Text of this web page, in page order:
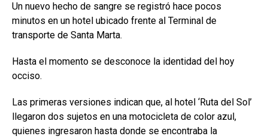
Un nuevo hecho de sangre se registró hace pocos
minutos en un hotel ubicado frente al Terminal de
transporte de Santa Marta.
Hasta el momento se desconoce la identidad del hoy
occiso.
Las primeras versiones indican que, al hotel ‘Ruta del Sol’
llegaron dos sujetos en una motocicleta de color azul,
quienes ingresaron hasta donde se encontraba la